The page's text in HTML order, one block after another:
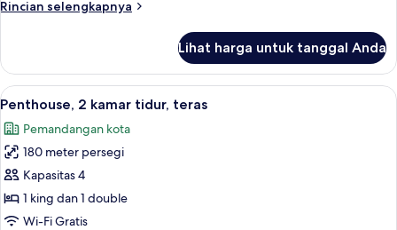
(1)
Rincian selengkapnya
Rincian
Penthouse,
kamar
teras
(1)
Lihat harga untuk tanggal Anda
Lihat
semua
foto
untuk
Penthouse,
2
kamar
Penthouse, 2 kamar tidur, teras |
23
Penthouse, 2 kamar tidur, teras
Pemandangan kota
180 meter persegi
Kapasitas 4
1 king dan 1 double
Wi-Fi Gratis